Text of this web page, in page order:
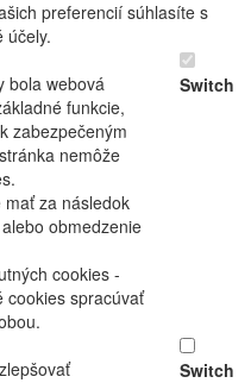
preferencií súhlasíte s
účely.
bola webová
funkcie,
zabezpečeným
nemôže
za následok
obmedzenie
cookies -
cookies spracúvať
Switch
Switch